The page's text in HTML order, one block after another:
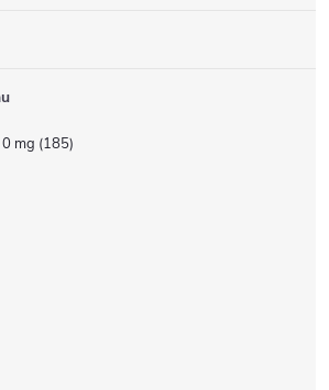
mg 185